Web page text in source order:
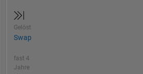
Gelöst
Swap
fast 4
Jahre